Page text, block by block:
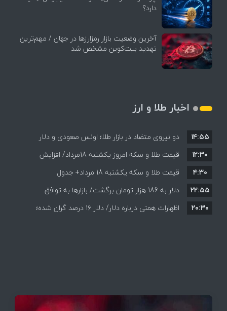
دارد؟
آخرین وضعیت بازار رمزارزها در جهان / مهم‌ترین
تهدید بیت‌کوین مشخص شد
اخبار طلا و ارز
دو نیروی متضاد در بازار طلا؛ اونس صعودی و دلار
نزولی
۱۴:۵۵
قیمت طلا و سکه امروز یکشنبه 18مرداد/ افزایش
قیمت ها + جدول و جزئیات
۱۲:۳۰
قیمت طلا و سکه یکشنبه 18 مرداد+ جدول
۴:۳۰
دلار به 186 هزار تومان برگشت/ بازارها به توافق
احتمالی هرمز چه واکنشی نشان دادند؟
۲۲:۵۵
اظهارات همتی درباره دلار/ دلار ۱۶ درصد گران شده؛
۲۰:۳۰